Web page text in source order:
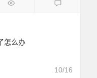
怎么办
10/16